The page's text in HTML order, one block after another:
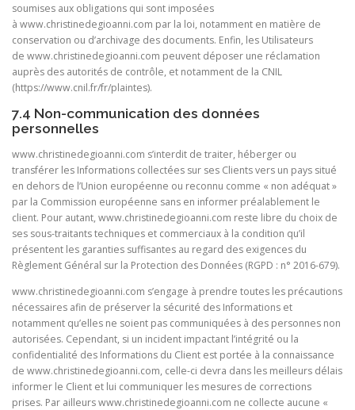
soumises aux obligations qui sont imposées
à www.christinedegioanni.com par la loi, notamment en matière de
conservation ou d’archivage des documents. Enfin, les Utilisateurs
de www.christinedegioanni.com peuvent déposer une réclamation
auprès des autorités de contrôle, et notamment de la CNIL
(https://www.cnil.fr/fr/plaintes).
7.4 Non-communication des données
personnelles
www.christinedegioanni.com s’interdit de traiter, héberger ou
transférer les Informations collectées sur ses Clients vers un pays situé
en dehors de l’Union européenne ou reconnu comme « non adéquat »
par la Commission européenne sans en informer préalablement le
client. Pour autant, www.christinedegioanni.com reste libre du choix de
ses sous-traitants techniques et commerciaux à la condition qu’il
présentent les garanties suffisantes au regard des exigences du
Règlement Général sur la Protection des Données (RGPD : n° 2016-679).
www.christinedegioanni.com s’engage à prendre toutes les précautions
nécessaires afin de préserver la sécurité des Informations et
notamment qu’elles ne soient pas communiquées à des personnes non
autorisées. Cependant, si un incident impactant l’intégrité ou la
confidentialité des Informations du Client est portée à la connaissance
de www.christinedegioanni.com, celle-ci devra dans les meilleurs délais
informer le Client et lui communiquer les mesures de corrections
prises. Par ailleurswww.christinedegioanni.com ne collecte aucune «